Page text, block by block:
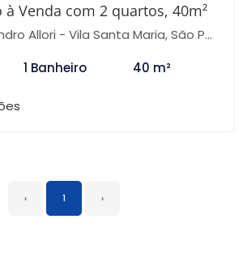
Venda com 2 quartos, 40m²
Allori - Vila Santa Maria, São Paulo-SP
1 Banheiro 40 m²
‹ 1 ›